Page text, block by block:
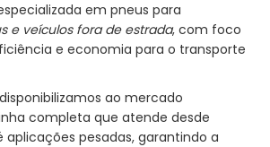
em pneus para
e veículos fora de estrada, com foco
e economia para o transporte
ao mercado
completa que atende desde
aplicações pesadas, garantindo a